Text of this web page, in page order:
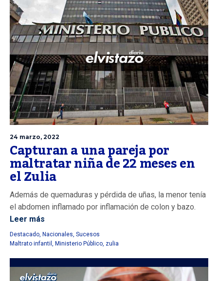
24 marzo, 2022
Capturan a una pareja por
maltratar niña de 22 meses en
el Zulia
Además de quemaduras y pérdida de uñas, la menor tenía
el abdomen inflamado por inflamación de colon y bazo.
Leer más
Destacado Nacionales Sucesos
Maltrato infantil
Ministerio Público zulia